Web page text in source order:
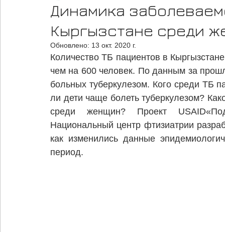
Динамика
Кыргызстане среди
Обновлено: 13 окт. 2020 г.
Количество ТБ пациентов в
чем на 600 человек. По данным за
больных туберкулезом. Кого среди ТБ
ли дети чаще болеть туберкулезом?
среди женщин? Проект
Национальный центр фтизиатрии
как изменились данные
период.